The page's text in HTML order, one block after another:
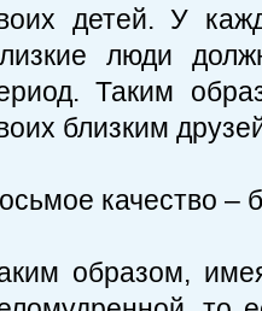
детей. У
люди
Таким
близким
качество –
образом,